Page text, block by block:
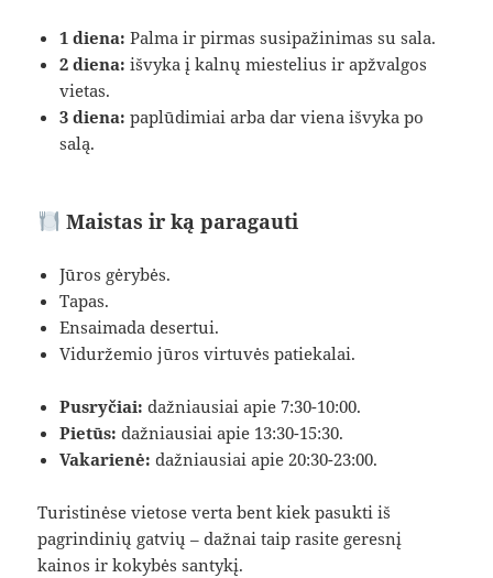
1 diena: Palma ir pirmas susipažinimas su sala.
2 diena: išvyka į kalnų miestelius ir apžvalgos
vietas.
3 diena: paplūdimiai arba dar viena išvyka po
salą.
Maistas ir ką paragauti
Jūros gėrybės.
Tapas.
Ensaimada desertui.
Viduržemio jūros virtuvės patiekalai.
Pusryčiai: dažniausiai apie 7:30-10:00.
Pietūs: dažniausiai apie 13:30-15:30.
Vakarienė: dažniausiai apie 20:30-23:00.
Turistinėse vietose verta bent kiek pasukti iš
pagrindinių gatvių – dažnai taip rasite geresnį
kainos ir kokybės santykį.